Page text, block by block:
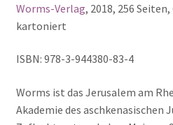
Worms-Verlag, 2018, 256 Seiten,
kartoniert
ISBN: 978-3-944380-83-4
Worms ist das Jerusalem am
Akademie des aschkenasischen